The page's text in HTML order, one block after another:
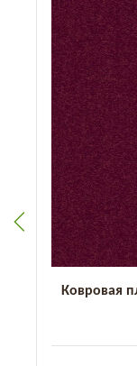
Ковровая